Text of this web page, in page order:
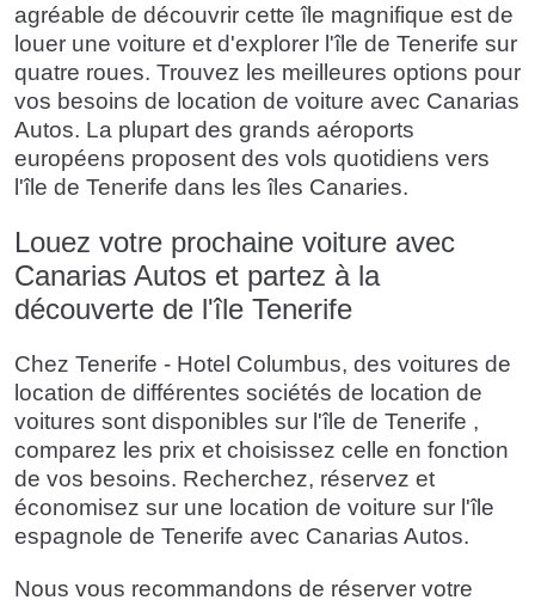
agréable de découvrir cette île magnifique est de
louer une voiture et d'explorer l'île de Tenerife sur
quatre roues. Trouvez les meilleures options pour
vos besoins de location de voiture avec Canarias
Autos. La plupart des grands aéroports
européens proposent des vols quotidiens vers
l'île de Tenerife dans les îles Canaries.
Louez votre prochaine voiture avec
Canarias Autos et partez à la
découverte de l'île Tenerife
Chez Tenerife - Hotel Columbus, des voitures de
location de différentes sociétés de location de
voitures sont disponibles sur l'île de Tenerife ,
comparez les prix et choisissez celle en fonction
de vos besoins. Recherchez, réservez et
économisez sur une location de voiture sur l'île
espagnole de Tenerife avec Canarias Autos.
Nous vous recommandons de réserver votre